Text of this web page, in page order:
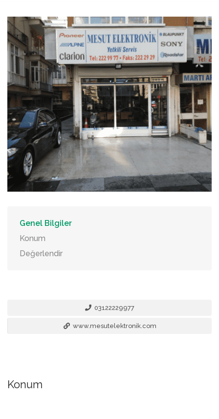
Genel Bilgiler
Konum
Değerlendir
03122229977
www.mesutelektronik.com
Konum